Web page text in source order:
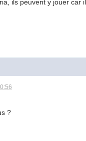
ils peuvent y jouer car
?